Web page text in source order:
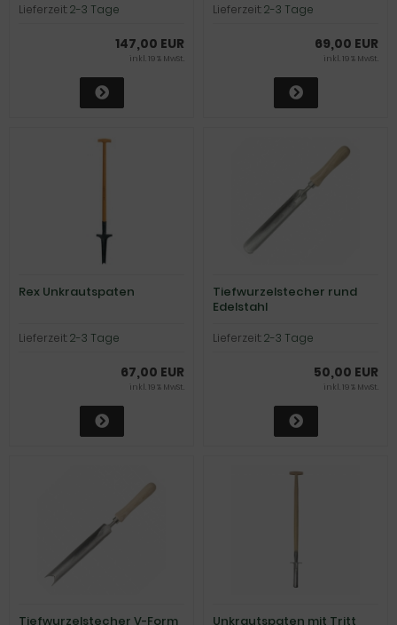
Lieferzeit:2-3 Tage
147,00 EUR
inkl. 19 % MwSt.
Lieferzeit:2-3 Tage
69,00 EUR
inkl. 19 % MwSt.
Rex Unkrautspaten
Lieferzeit:2-3 Tage
67,00 EUR
inkl. 19 % MwSt.
Tiefwurzelstecher rund
Edelstahl
Lieferzeit:2-3 Tage
50,00 EUR
inkl. 19 % MwSt.
Tiefwurzelstecher V-Form
Unkrautspaten mit Tritt